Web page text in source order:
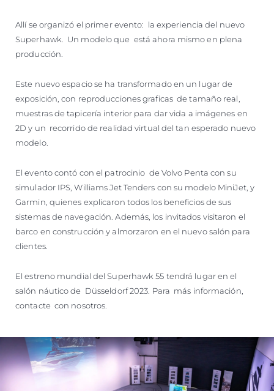
Allí se organizó el primer evento: la experiencia del nuevo
Superhawk. Un modelo que está ahora mismo en plena
producción.
Este nuevo espacio se ha transformado en un lugar de
exposición, con reproducciones graficas de tamaño real,
muestras de tapicería interior para dar vida a imágenes en
2D y un recorrido de realidad virtual del tan esperado nuevo
modelo.
El evento contó con el patrocinio de Volvo Penta con su
simulador IPS, Williams Jet Tenders con su modelo MiniJet, y
Garmin, quienes explicaron todos los beneficios de sus
sistemas de navegación. Además, los invitados visitaron el
barco en construcción y almorzaron en el nuevo salón para
clientes.
El estreno mundial del Superhawk 55 tendrá lugar en el
salón náutico de Düsseldorf 2023. Para más información,
contacte con nosotros.